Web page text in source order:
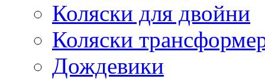
Коляски для двойни
Коляски
Дождевики